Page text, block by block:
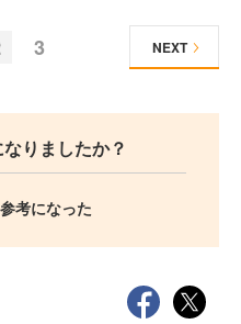
3 NEXT
りましたか？
参考になった